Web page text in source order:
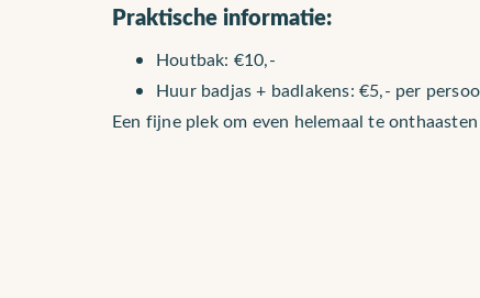
Praktische informatie:
Houtbak: €10,-
Huur badjas + badlakens: €5,- per
Een fijne plek om even helemaal te